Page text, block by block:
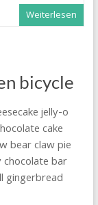
Weiterlesen
bicycle
jelly-o
cake
bear claw pie
bar
gingerbread